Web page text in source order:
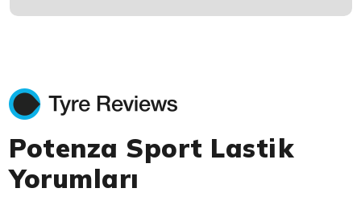
Potenza Sport Lastik
Yorumları